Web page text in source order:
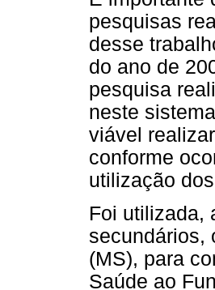
pesquisas
desse
do ano de
pesquisa
neste
viável
conforme
utilização
Foi utilizada,
secundários,
(MS), para
Saúde ao